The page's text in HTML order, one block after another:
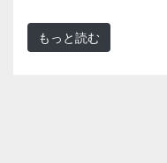
もっと読む